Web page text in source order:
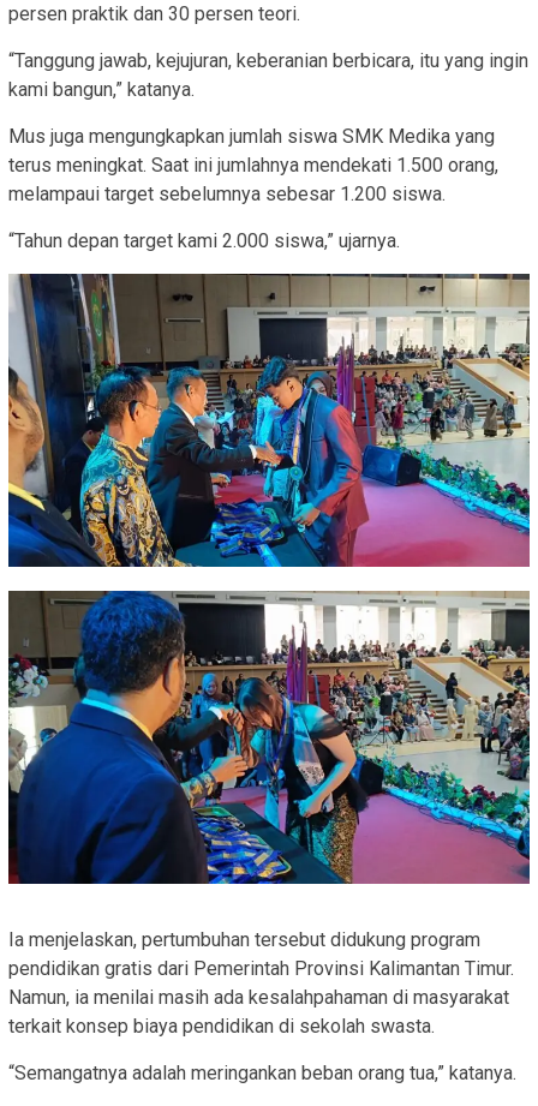
persen praktik dan 30 persen teori.
“Tanggung jawab, kejujuran, keberanian berbicara, itu yang ingin
kami bangun,” katanya.
Mus juga mengungkapkan jumlah siswa SMK Medika yang
terus meningkat. Saat ini jumlahnya mendekati 1.500 orang,
melampaui target sebelumnya sebesar 1.200 siswa.
“Tahun depan target kami 2.000 siswa,” ujarnya.
Ia menjelaskan, pertumbuhan tersebut didukung program
pendidikan gratis dari Pemerintah Provinsi Kalimantan Timur.
Namun, ia menilai masih ada kesalahpahaman di masyarakat
terkait konsep biaya pendidikan di sekolah swasta.
“Semangatnya adalah meringankan beban orang tua,” katanya.